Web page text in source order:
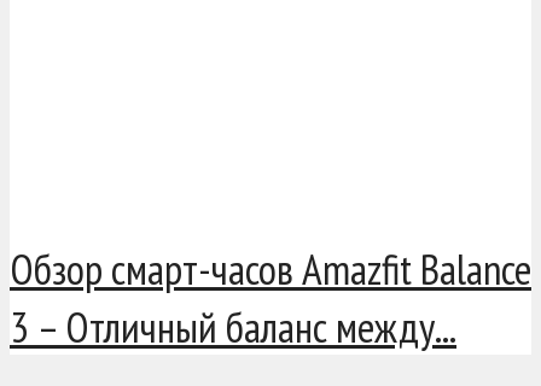
Обзор смарт-часов Amazfit Balance
3 – Отличный баланс между...